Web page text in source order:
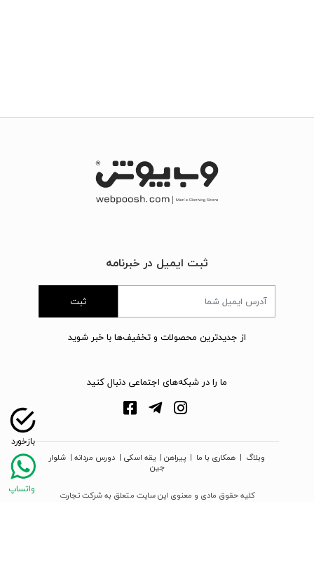
ثبت ایمیل در خبرنامه
ثبت
از جدیدترین محصولات و تخفیف‌ها با خبر شوید
ما را در شبکه‌های اجتماعی دنبال کنید
وبلاگ | همکاری با ما | پیراهن | یقه اسکی | دورس مردانه | شلوار
جین
کلیه حقوق مادی و معنوی این سایت متعلق به شرکت تجارت